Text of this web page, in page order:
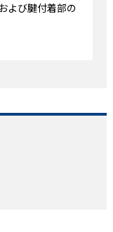
よび腱付着部の